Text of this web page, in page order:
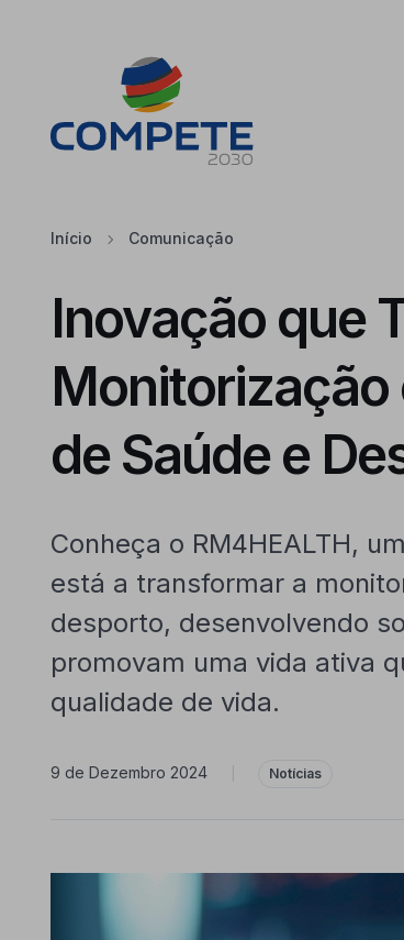
Início Comunicação
Inovação que
Monitorização
de Saúde e
Conheça o RM4HEALTH,
está a transformar a
desporto, desenvolvendo
promovam uma vida ativa
qualidade de vida.
9 de Dezembro 2024 Notícias